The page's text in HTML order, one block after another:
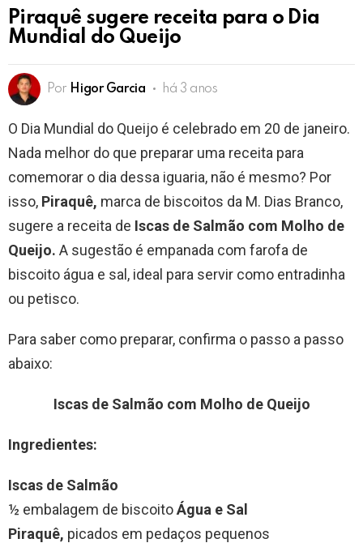
Piraquê sugere receita para o Dia
Mundial do Queijo
Por Higor Garcia há 3 anos
O Dia Mundial do Queijo é celebrado em 20 de janeiro.
Nada melhor do que preparar uma receita para
comemorar o dia dessa iguaria, não é mesmo? Por
isso, Piraquê, marca de biscoitos da M. Dias Branco,
sugere a receita de Iscas de Salmão com Molho de
Queijo. A sugestão é empanada com farofa de
biscoito água e sal, ideal para servir como entradinha
ou petisco.
Para saber como preparar, confirma o passo a passo
abaixo:
Iscas de Salmão com Molho de Queijo
Ingredientes:
Iscas de Salmão
½ embalagem de biscoitoÁgua e Sal
Piraquê, picados em pedaços pequenos